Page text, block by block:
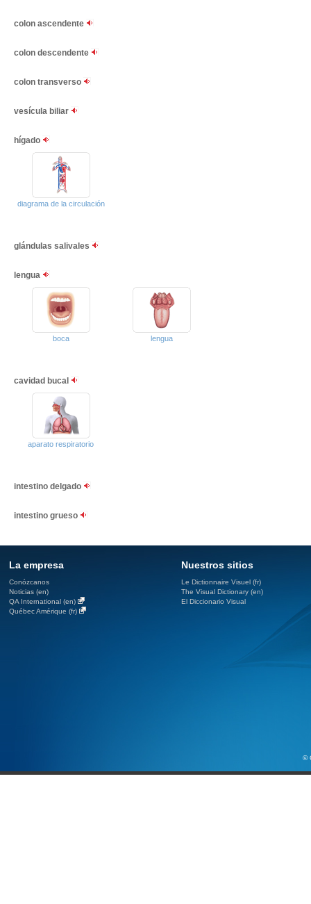
colon ascendente
colon descendente
colon transverso
vesícula biliar
hígado
diagrama de la circulación
glándulas salivales
lengua
boca lengua
cavidad bucal
aparato respiratorio
intestino delgado
intestino grueso
La empresa
Conózcanos
Noticias (en)
QA International (en)
Québec Amérique (fr)
Nuestros sitios
Le Dictionnaire Visuel (fr)
The Visual Dictionary (en)
El Diccionario Visual
©